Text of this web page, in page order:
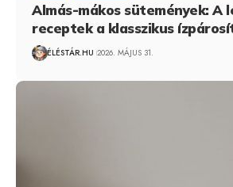
Almás-mákos sütemények: A
receptek a klasszikus
ÉLÉSTÁR.HU 2026. MÁJUS 31.